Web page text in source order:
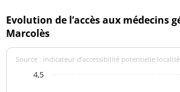
Evolution de l’accès aux médecins
Marcolès
Source : indicateur d’accessibilité potentielle
4,5